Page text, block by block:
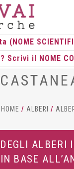
HOME / ALBERI /
ALBERI
BASE